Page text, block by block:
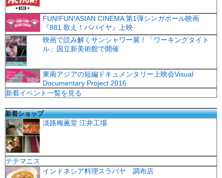
FUN!FUN!ASIAN CINEMA 第1弾シンガポール映画
『881 歌え！パパイヤ』上映
映画で読み解くサンシャワー展！「ワーキングタイト
ル」国立新美術館で開催
東南アジアの短編ドキュメンタリー上映会Visual
Documentary Project 2016
新着イベント一覧を見る
新着ショップ
淡路梅薫堂 江井工場
テテマニス
インドネシア料理スラバヤ 調布店